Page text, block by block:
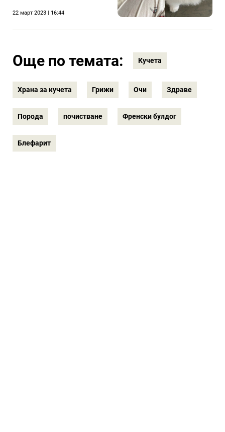
22 март 2023 | 16:44
Още по темата: Кучета
Храна за кучета Грижи Очи Здраве
Порода почистване Френски булдог
Блефарит